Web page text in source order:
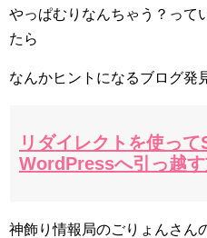
やっぱむりなんちゃう？って
たら
なんかヒントになるブログ発
リダイレクトを使っ
WordPressへ引っ越
神飾り情報局のごりょんさん